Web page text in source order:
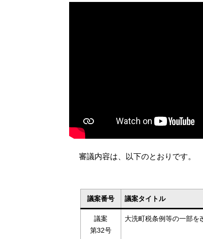
審議内容は、以下のとおりです。
議案番号 議案タイトル
議案
第32号
大洗町税条例等の一部を